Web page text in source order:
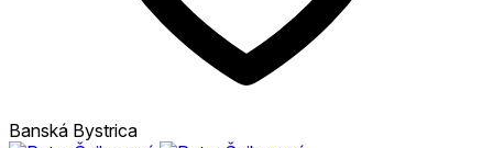
Banská Bystrica